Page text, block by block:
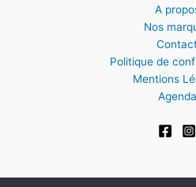
A
Nos
Politique de
Mentions
Agenda